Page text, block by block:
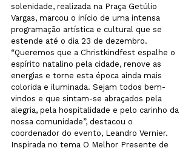
solenidade, realizada na Praça Getúlio
Vargas, marcou o início de uma intensa
programação artística e cultural que se
estende até o dia 23 de dezembro.
“Queremos que a Christkindfest espalhe o
espírito natalino pela cidade, renove as
energias e torne esta época ainda mais
colorida e iluminada. Sejam todos bem-
vindos e que sintam-se abraçados pela
alegria, pela hospitalidade e pelo carinho da
nossa comunidade”, destacou o
coordenador do evento, Leandro Vernier.
Inspirada no tema O Melhor Presente de